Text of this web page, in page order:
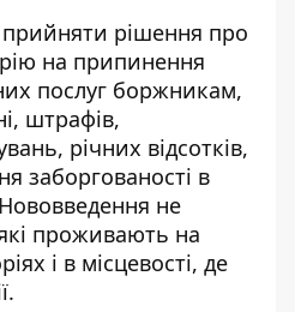
рішення про
на припинення
послуг боржникам,
штрафів,
річних відсотків,
заборгованості в
не
проживають на
і в місцевості, де